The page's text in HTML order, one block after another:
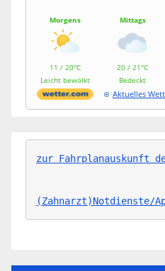
Morgens
11 / 20°C
Leicht bewölkt
Mittags
20 / 21°C
Bedeckt
Aktuelles
zur Fahrplanauskunft
(Zahnarzt)Notdienste/